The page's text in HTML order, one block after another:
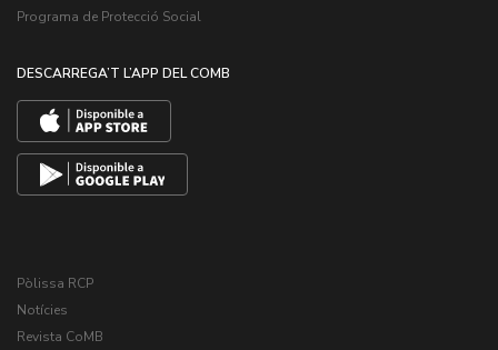
Programa de Protecció Social
DESCARREGA’T L’APP DEL COMB
Pòlissa RCP
Notícies
Revista CoMB